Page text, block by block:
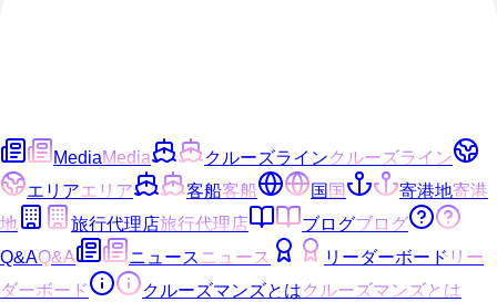
MediaMedia クルーズラインクルーズライン
エリアエリア 客船客船 国国 寄港地寄港
地
旅行代理店旅行代理店 ブログブログ
Q&AQ&A ニュース ニュース リーダーボード リー
ダーボード
クルーズマンズとはクルーズマンズとは